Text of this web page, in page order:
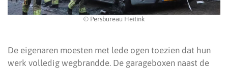
© Persbureau Heitink
De eigenaren moesten met lede ogen toezien dat hun
werk volledig wegbrandde. De garageboxen naast de